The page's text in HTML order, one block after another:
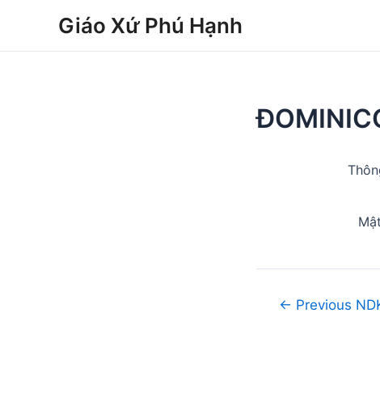
Giáo Xứ Phú Hạnh
← Previous